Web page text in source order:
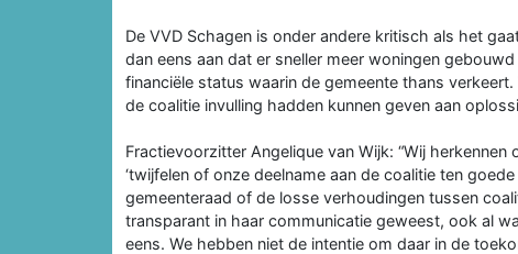
De VVD Schagen is onder andere kritisch als het
dan eens aan dat er sneller meer woningen
financiële status waarin de gemeente thans
de coalitie invulling hadden kunnen geven aan
Fractievoorzitter Angelique van Wijk: “Wij
‘twijfelen of onze deelname aan de coalitie ten
gemeenteraad of de losse verhoudingen tussen
transparant in haar communicatie geweest, ook al
eens. We hebben niet de intentie om daar in de